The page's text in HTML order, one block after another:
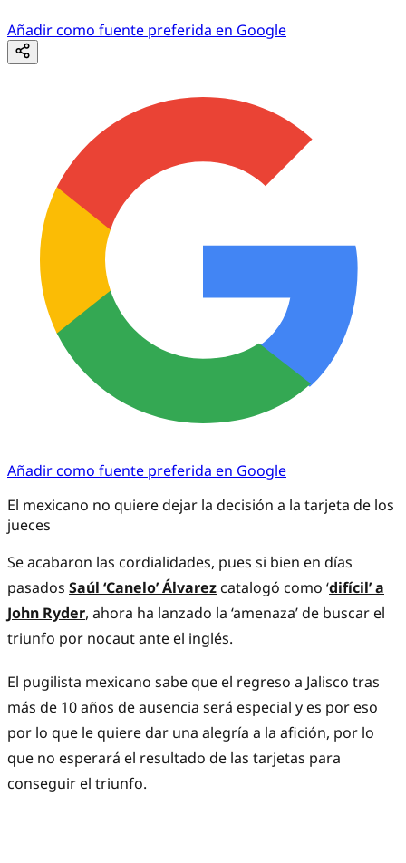
Añadir como fuente preferida en Google
Añadir como fuente preferida en Google
El mexicano no quiere dejar la decisión a la tarjeta de los
jueces
Se acabaron las cordialidades, pues si bien en días
pasados Saúl ‘Canelo’ Álvarez catalogó como ‘difícil’ a
John Ryder, ahora ha lanzado la ‘amenaza’ de buscar el
triunfo por nocaut ante el inglés.
El pugilista mexicano sabe que el regreso a Jalisco tras
más de 10 años de ausencia será especial y es por eso
por lo que le quiere dar una alegría a la afición, por lo
que no esperará el resultado de las tarjetas para
conseguir el triunfo.